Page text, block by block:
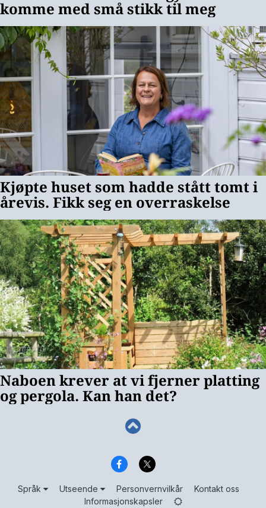
Språk Utseende Personvernvilkår
Kontakt oss
Informasjonskapsler